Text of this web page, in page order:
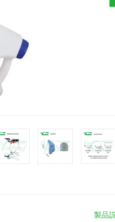
製品